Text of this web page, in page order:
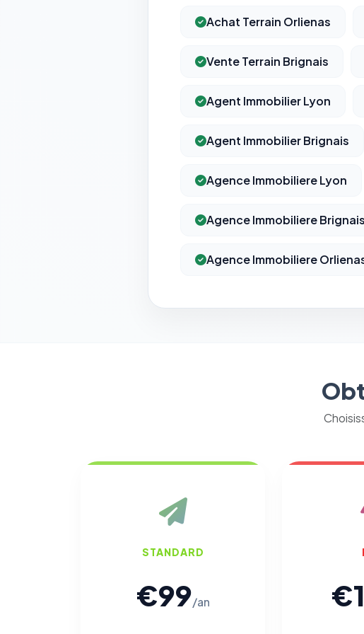
Achat Terrain Orlienas
Vente Terrain Brignais
Agent Immobilier Lyon
Agent Immobilier Brignais
Agence Immobiliere Lyon
Agence Immobiliere Brignais
Agence Immobiliere
STANDARD
€99/an